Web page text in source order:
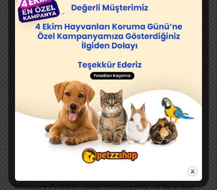
Yapılır? [✅DETAYLI ANLATIM]
2- Miniature Pinscher Ne Zaman
Yıkanmalıdır?
Minyatür Pinscher, kirlenmediği sürece çok fazla
yıkanmasına gerek yoktur yalnızca hastalıklardan
korunması adına düzenli aralıklarla temizlenmeleri
İlginizi Çekebilir:Köpek Yıkama Rehberi: Köpek Nasıl
Yıkanır, Nelere Dikkat Edilmesi Gerekir?
3- Miniature Pinscher Kulak Bakımı
Miniature Pinscher, kulak enfeksiyonlarına karşı açık